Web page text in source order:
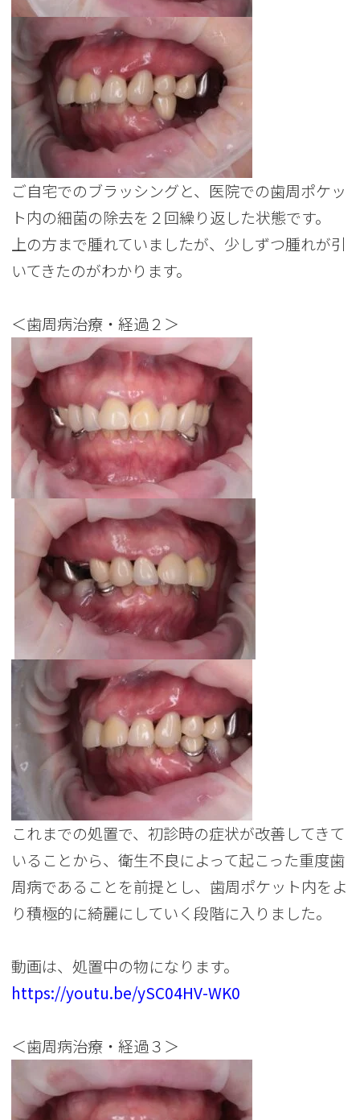
ご自宅でのブラッシングと、医院での歯周ポケッ
ト内の細菌の除去を２回繰り返した状態です。
上の方まで腫れていましたが、少しずつ腫れが引
いてきたのがわかります。
＜歯周病治療・経過２＞
これまでの処置で、初診時の症状が改善してきて
いることから、衛生不良によって起こった重度歯
周病であることを前提とし、歯周ポケット内をよ
り積極的に綺麗にしていく段階に入りました。
動画は、処置中の物になります。
https://youtu.be/ySC04HV-WK0
＜歯周病治療・経過３＞